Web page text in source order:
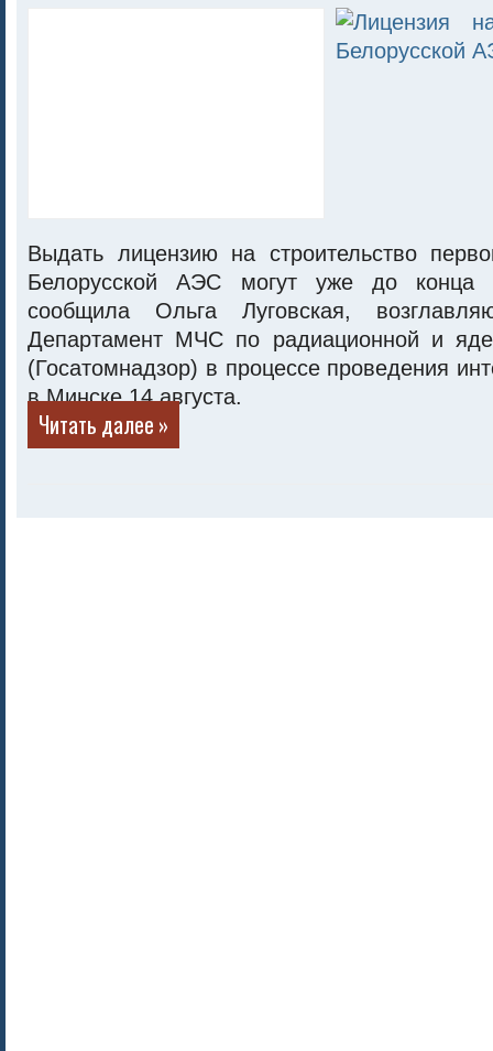
Выдать лицензию на строительство
Белорусской АЭС могут уже до конца
сообщила Ольга Луговская,
Департамент МЧС по радиационной и
(Госатомнадзор) в процессе проведения
в Минске 14 августа.
Читать далее »